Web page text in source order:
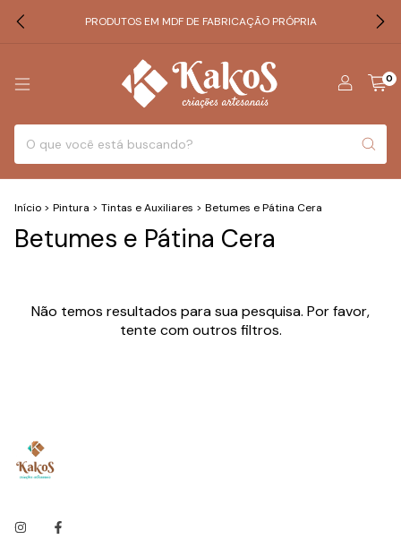
PRODUTOS EM MDF DE FABRICAÇÃO PRÓPRIA
0
Início > Pintura > Tintas e Auxiliares > Betumes e Pátina Cera
Betumes e Pátina Cera
Não temos resultados para sua pesquisa. Por favor,
tente com outros filtros.